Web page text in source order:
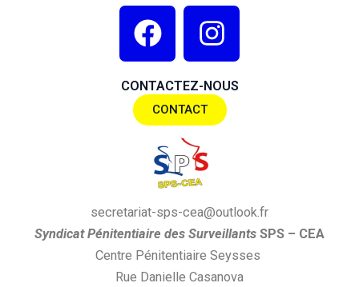
F
a
c
e
b
o
o
k
I
n
s
t
a
a
m
CONTACTEZ-NOUS
CONTACT
secretariat-sps-cea@outlook.fr
SyndicatPénitentiaire des Surveillants SPS – CEA
Centre Pénitentiaire Seysses
Rue Danielle Casanova